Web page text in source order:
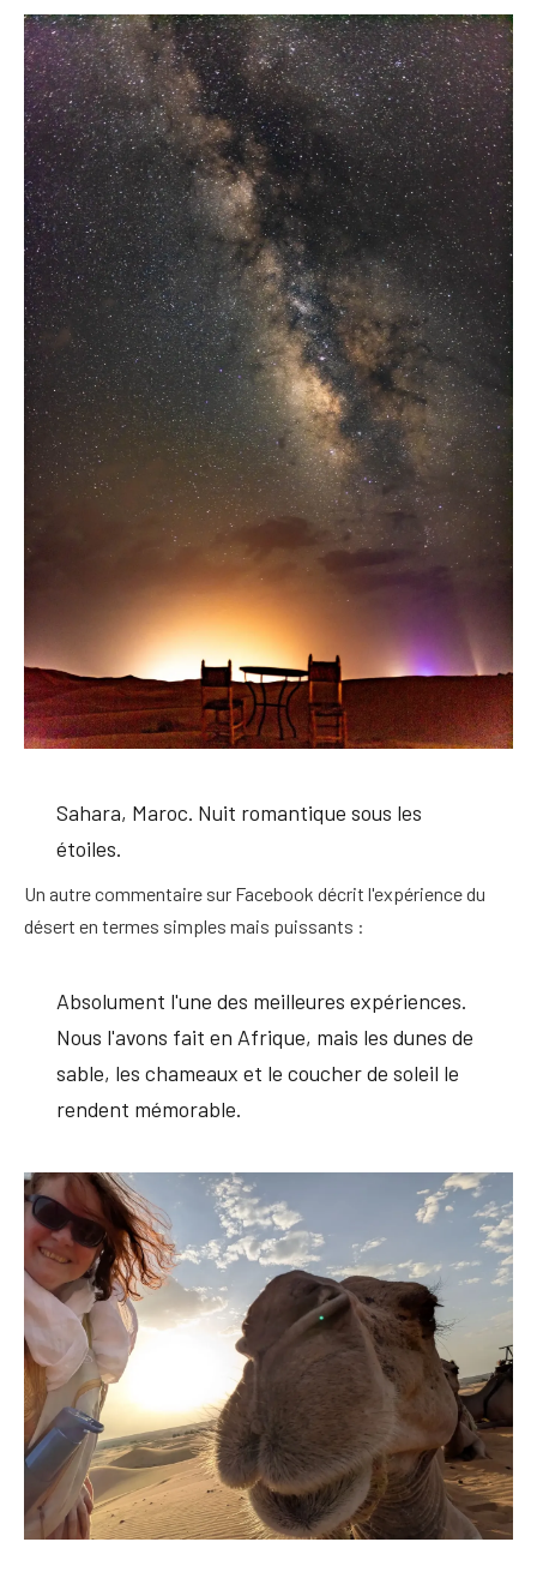
Sahara, Maroc. Nuit romantique sous les
étoiles.
Un autre commentaire sur Facebook décrit l'expérience du
désert en termes simples mais puissants :
Absolument l'une des meilleures expériences.
Nous l'avons fait en Afrique, mais les dunes de
sable, les chameaux et le coucher de soleil le
rendent mémorable.